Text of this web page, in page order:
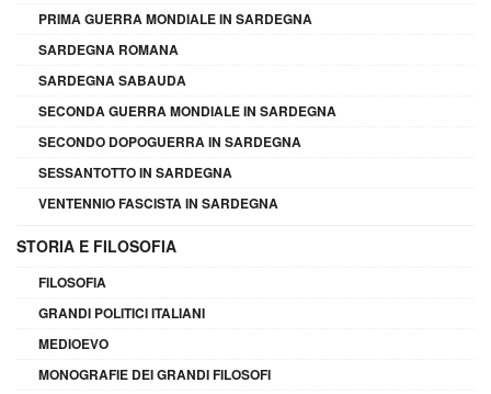
PRIMA GUERRA MONDIALE IN SARDEGNA
SARDEGNA ROMANA
SARDEGNA SABAUDA
SECONDA GUERRA MONDIALE IN SARDEGNA
SECONDO DOPOGUERRA IN SARDEGNA
SESSANTOTTO IN SARDEGNA
VENTENNIO FASCISTA IN SARDEGNA
STORIA E FILOSOFIA
FILOSOFIA
GRANDI POLITICI ITALIANI
MEDIOEVO
MONOGRAFIE DEI GRANDI FILOSOFI